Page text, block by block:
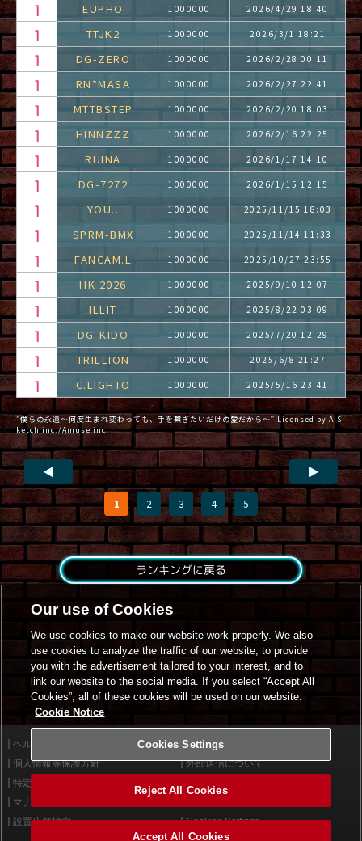
EUPHO 1000000 2026/4/29 18:40
TTJK2 1000000 2026/3/1 18:21
DG-ZERO 1000000 2026/2/28 00:11
RN*MASA 1000000 2026/2/27 22:41
MTTBSTEP 1000000 2026/2/20 18:03
HINNZZZ 1000000 2026/2/16 22:25
RUINA 1000000 2026/1/17 14:10
DG-7272 1000000 2026/1/15 12:15
YOU.. 1000000 2025/11/15 18:03
SPRM-BMX 1000000 2025/11/14 11:33
FANCAM.L 1000000 2025/10/27 23:55
HK 2026 1000000 2025/9/10 12:07
ILLIT 1000000 2025/8/22 03:09
DG-KIDO 1000000 2025/7/20 12:29
TRILLION 1000000 2025/6/8 21:27
C.LIGHTO 1000000 2025/5/16 23:41
"僕らの永遠～何度生まれ変わっても、手を繋ぎたいだけの愛だから～" Licensed by A-S
ketch inc./Amuse inc.
◀
1 2 3 4 5
▶
ランキングに戻る
ヘルプ
利用規約
個人情報等保護方針
外部送信について
特定商取引法に基づく表示
マナー＆ルール
設置店舗検索
Cookies Settings
Our use of Cookies
We use cookies to make our website work properly. We also
use cookies to analyze the traffic of our website, to provide
you with the advertisement tailored to your interest, and to
link our website to the social media. If you select “Accept All
Cookies”, all of these cookies will be used on our website.
Cookie Notice
Cookies Settings
Reject All Cookies
Accept All Cookies